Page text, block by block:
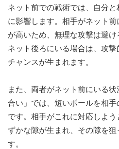
ネット前での戦術では、自分
に影響します。相手がネット
が高いため、無理な攻撃は避
ネット後ろにいる場合は、攻
チャンスが生まれます。
また、両者がネット前にいる
合い」では、短いボールを相
です。相手がこれに対応しよ
ずかな隙が生まれ、その隙を狙
す。